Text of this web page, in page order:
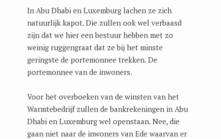
In Abu Dhabi en Luxemburg lachen ze zich
natuurlijk kapot. Die zullen ook wel verbaasd
zijn dat we hier een bestuur hebben met zo
weinig ruggengraat dat ze bij het minste
geringste de portemonnee trekken. De
portemonnee van de inwoners.
Voor het overboeken van de winsten van het
Warmtebedrijf zullen de bankrekeningen in Abu
Dhabi en Luxemburg wel openstaan. Nee, die
gaan niet naar de inwoners van Ede waarvan er